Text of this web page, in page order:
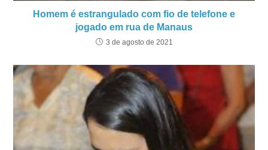
Homem é estrangulado com fio de telefone e
jogado em rua de Manaus
3 de agosto de 2021